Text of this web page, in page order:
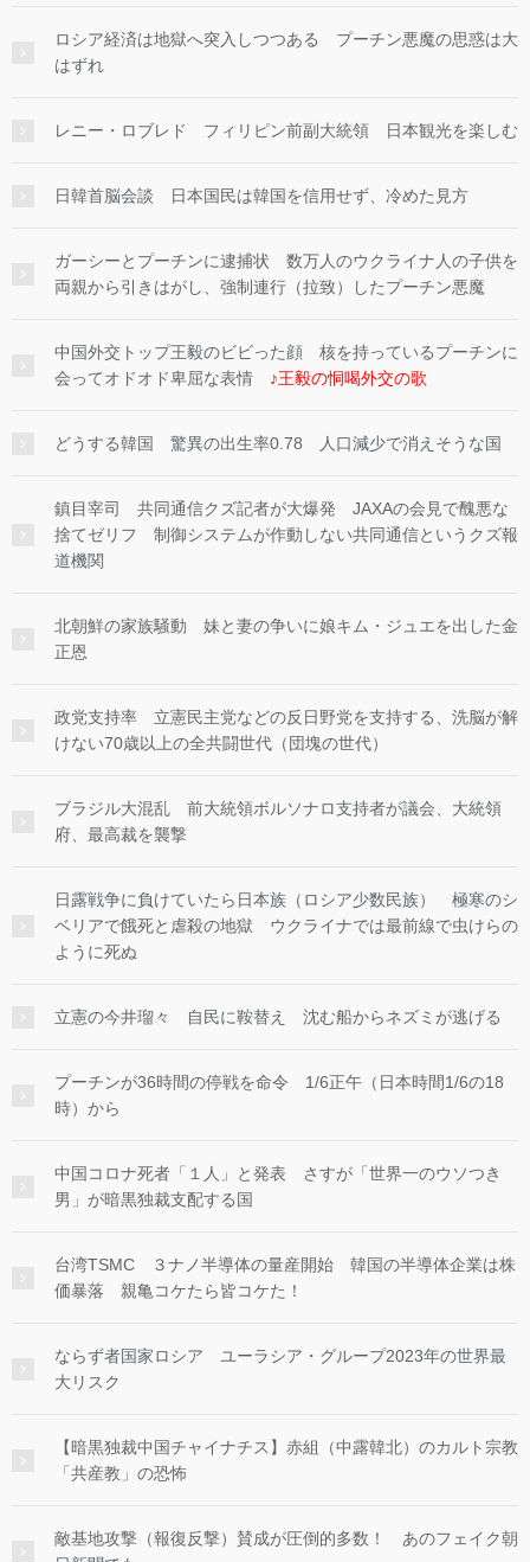
ロシア経済は地獄へ突入しつつある プーチン悪魔の思惑は大
はずれ
レニー・ロブレド フィリピン前副大統領 日本観光を楽しむ
日韓首脳会談 日本国民は韓国を信用せず、冷めた見方
ガーシーとプーチンに逮捕状 数万人のウクライナ人の子供を
両親から引きはがし、強制連行（拉致）したプーチン悪魔
中国外交トップ王毅のビビった顔 核を持っているプーチンに
会ってオドオド卑屈な表情 ♪王毅の恫喝外交の歌
どうする韓国 驚異の出生率0.78 人口減少で消えそうな国
鎮目宰司 共同通信クズ記者が大爆発 JAXAの会見で醜悪な
捨てゼリフ 制御システムが作動しない共同通信というクズ報
道機関
北朝鮮の家族騒動 妹と妻の争いに娘キム・ジュエを出した金
正恩
政党支持率 立憲民主党などの反日野党を支持する、洗脳が解
けない70歳以上の全共闘世代（団塊の世代）
ブラジル大混乱 前大統領ボルソナロ支持者が議会、大統領
府、最高裁を襲撃
日露戦争に負けていたら日本族（ロシア少数民族） 極寒のシ
ベリアで餓死と虐殺の地獄 ウクライナでは最前線で虫けらの
ように死ぬ
立憲の今井瑠々 自民に鞍替え 沈む船からネズミが逃げる
プーチンが36時間の停戦を命令 1/6正午（日本時間1/6の18
時）から
中国コロナ死者「１人」と発表 さすが「世界一のウソつき
男」が暗黒独裁支配する国
台湾TSMC ３ナノ半導体の量産開始 韓国の半導体企業は株
価暴落 親亀コケたら皆コケた！
ならず者国家ロシア ユーラシア・グループ2023年の世界最
大リスク
【暗黒独裁中国チャイナチス】赤組（中露韓北）のカルト宗教
「共産教」の恐怖
敵基地攻撃（報復反撃）賛成が圧倒的多数！ あのフェイク朝